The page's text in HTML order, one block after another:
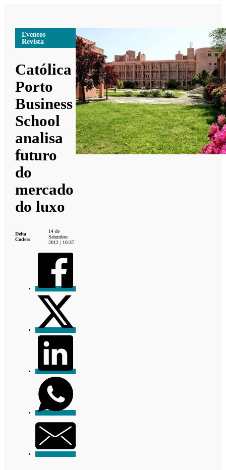
Eventos
Revista
Católica
Porto
Business
School
analisa
futuro
do
mercado
do luxo
Delta
Coders
14 de
Setembro
2012 | 10:37